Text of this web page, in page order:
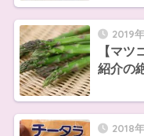
2019
【マツ
紹介の
2018